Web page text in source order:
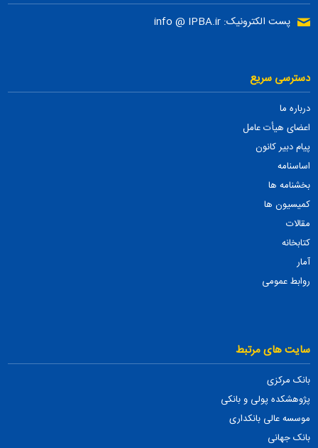
پست الکترونیک: info @ IPBA.ir
دسترسی سریع
درباره ما
اعضای هیأت عامل
پیام دبیر کانون
اساسنامه
بخشنامه ها
کمیسیون ها
مقالات
کتابخانه
آمار
روابط عمومی
سایت های مرتبط
بانک مرکزی
پژوهشکده پولی و بانکی
موسسه عالی بانکداری
بانک جهانی